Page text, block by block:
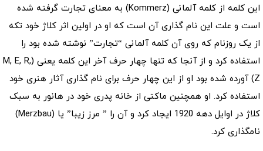
این کلمه از کلمه آلمانی (Kommerz) به معنای تجارت گرفته شده
است و علت این نام گذاری آن است که او در اولین اثر کلاژ خود تکه
از یک روزنام که روی آن کلمه آلمانی “تجارت” نوشته شده بود را
استفاده کرد و از آنجا که تنها چهار حرف آخر این کلمه یعنی (M, E, R,
Z) آورده شده بود او از این چهار حرف برای نام گذاری آثار هنری خود
استفاده کرد. او همچنین ماکتی از خانه پدری خود در هانور به سبک
کلاژ در اوایل دهه 1920 ایجاد کرد و آن را ” مرز زیبا” یا (Merzbau)
نامگذاری کرد.